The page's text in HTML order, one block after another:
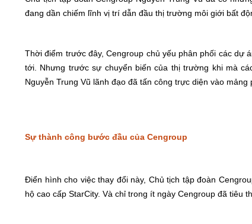
đang dần chiếm lĩnh vị trí dẫn đầu thị trường môi giới bất
Thời điểm trước đây, Cengroup chủ yếu phân phối các
tới. Nhưng trước sự chuyển biến của thị trường khi mà
Nguyễn Trung Vũ lãnh đạo đã tấn công trực diện vào mảng
Sự thành công bước đầu của Cengroup
Điển hình cho việc thay đổi này, Chủ tịch tập đoàn
hộ cao cấp StarCity. Và chỉ trong ít ngày Cengroup đã tiêu